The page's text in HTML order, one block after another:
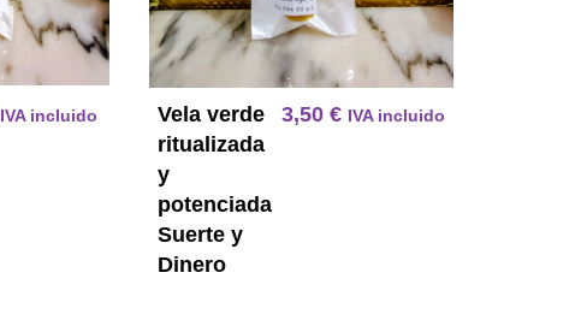
IVA incluido
Vela verde
ritualizada
y
potenciada
Suerte y
Dinero
3,50 € IVA incluido